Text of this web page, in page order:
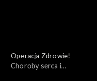
Operacja Zdrowie!
Choroby serca i